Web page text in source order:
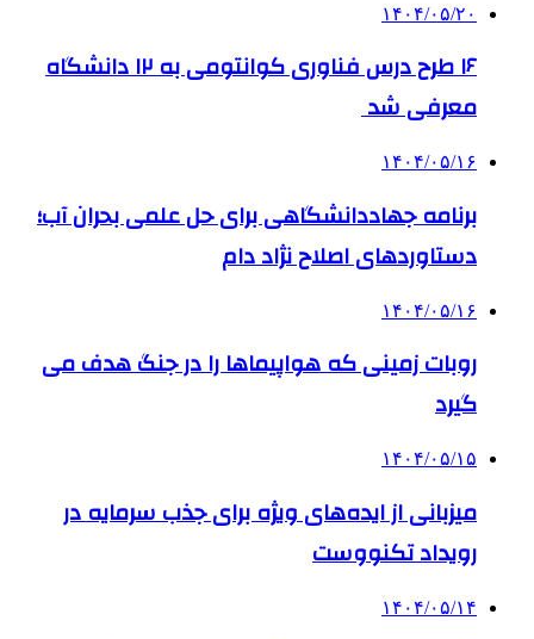
۱۴۰۴/۰۵/۲۰
۱۶ طرح درس فناوری کوانتومی به ۱۲ دانشگاه
معرفی شد
۱۴۰۴/۰۵/۱۶
برنامه جهاددانشگاهی برای حل علمی بحران آب؛
دستاوردهای اصلاح نژاد دام
۱۴۰۴/۰۵/۱۶
روبات زمینی که هواپیماها را در جنگ هدف می
گیرد
۱۴۰۴/۰۵/۱۵
میزبانی از ایده‌های ویژه برای جذب سرمایه در
رویداد تکنووست
۱۴۰۴/۰۵/۱۴